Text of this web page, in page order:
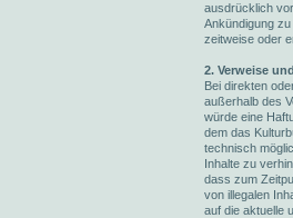
ausdrücklich
Ankündigung
zeitweise oder
2. Verweise
Bei direkten
außerhalb des
würde eine
dem das
technisch
Inhalte zu
dass zum
von illegalen
auf die aktuelle